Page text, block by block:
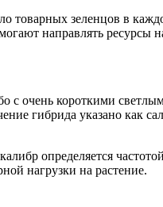
товарных зеленцов в
направлять ресурсы
с очень короткими
гибрида указано как
определяется
нагрузки на растение.